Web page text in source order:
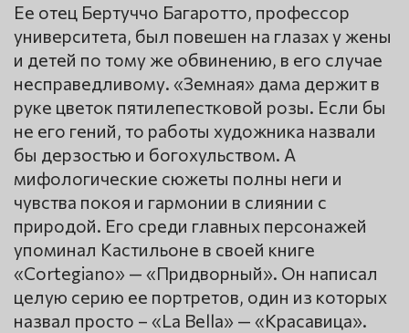
Ее отец Бертуччо Багаротто, профессор
университета, был повешен на глазах у жены
и детей по тому же обвинению, в его случае
несправедливому. «Земная» дама держит в
руке цветок пятилепестковой розы. Если бы
не его гений, то работы художника назвали
бы дерзостью и богохульством. А
мифологические сюжеты полны неги и
чувства покоя и гармонии в слиянии с
природой. Его среди главных персонажей
упоминал Кастильоне в своей книге
«Cortegiano» — «Придворный». Он написал
целую серию ее портретов, один из которых
назвал просто – «La Bella» — «Красавица».